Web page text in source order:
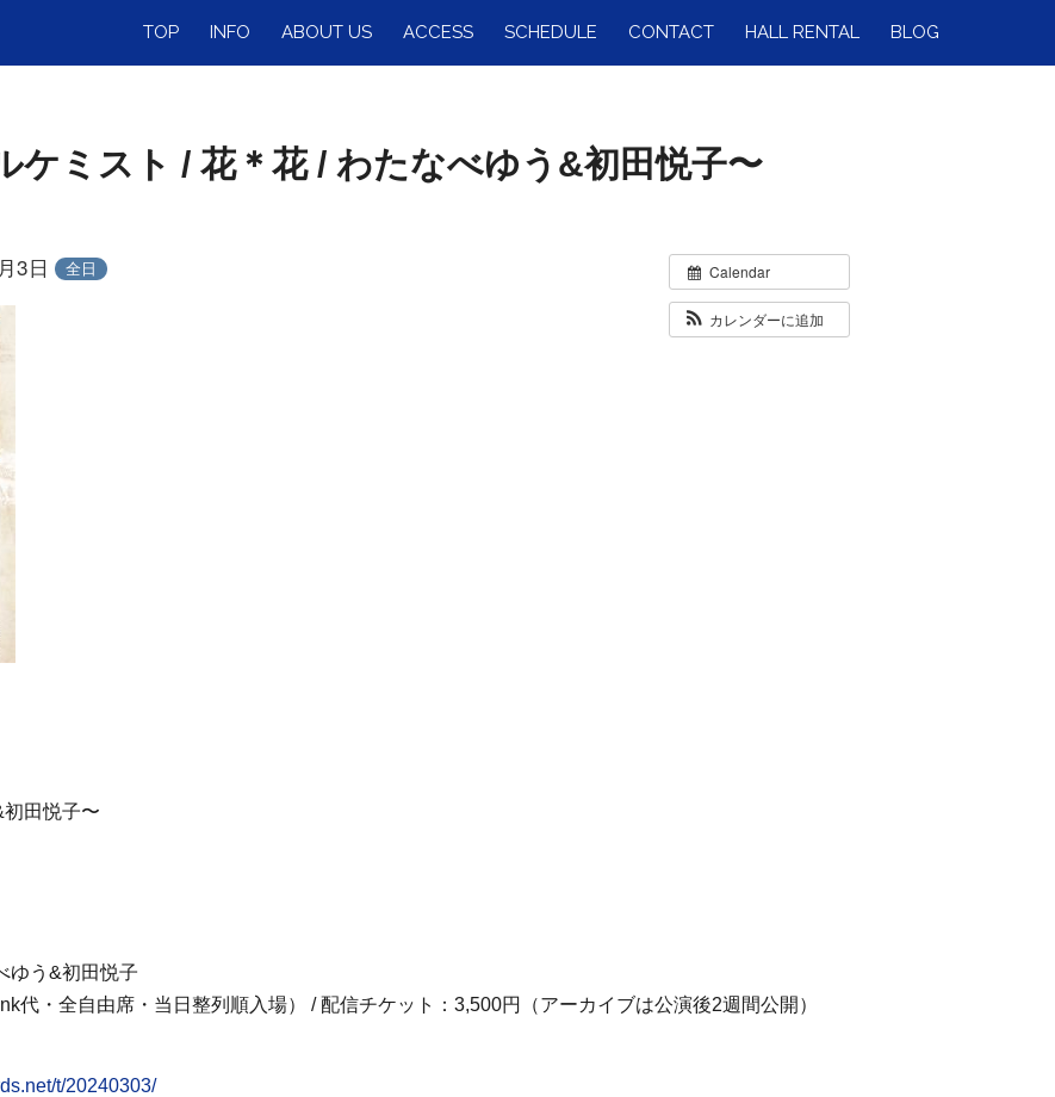
TOP INFO ABOUT US ACCESS SCHEDULE CONTACT HALL RENTAL BLOG
ミスト / 花＊花 / わたなべゆう&初田悦子〜
Calendar
カレンダーに追加
3日 全日
田悦子〜
ゆう&初田悦子
代・全自由席・当日整列順入場） / 配信チケット：3,500円（アーカイブは公演後2週間公開）
t/20240303/